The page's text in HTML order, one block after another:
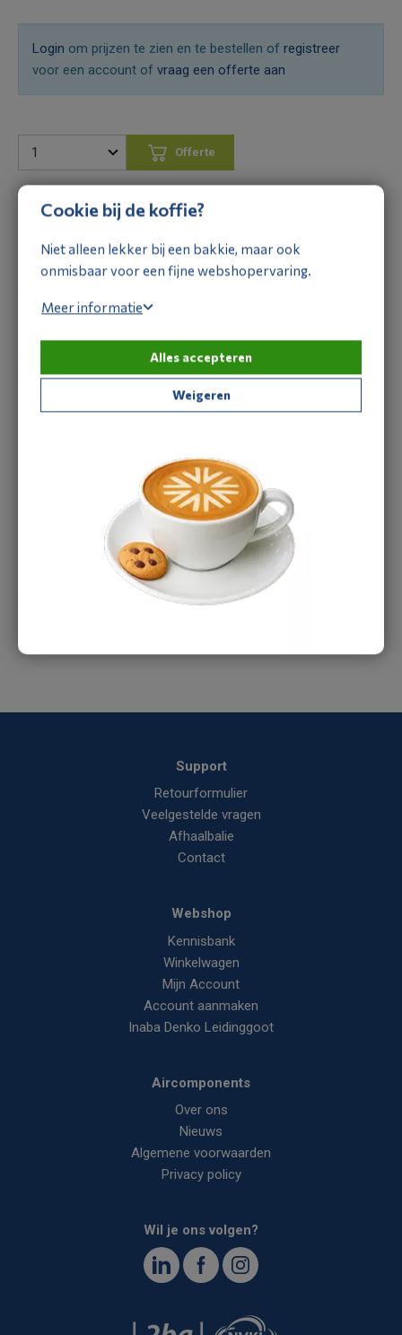
Login om prijzen te zien en te bestellen of registreer
voor een account of vraag een offerte aan
Offerte
aanvragen
Omschrijving Specificaties
Omschrijving
gecontroleerd vastzetten van 1/2" flareverbindingen in
airconditioning- en warmtepompinstallaties. Een praktisch
hulpmiddel voor iedere installateur die kwaliteit en
betrouwbaarheid belangrijk vindt.
Heb je een vraag over dit product?
Ons verkoopteam staat je graag te woord:
088-1668375
info@aircomponents.nl
Support
Retourformulier
Veelgestelde vragen
Afhaalbalie
Contact
Webshop
Kennisbank
Winkelwagen
Mijn Account
Account aanmaken
Inaba Denko Leidinggoot
Aircomponents
Over ons
Nieuws
Algemene voorwaarden
Privacy policy
Wil je ons volgen?
Cookie bij de koffie?
Niet alleen lekker bij een bakkie, maar ook
onmisbaar voor een fijne webshopervaring.
Meer informatie
Alles accepteren
Weigeren